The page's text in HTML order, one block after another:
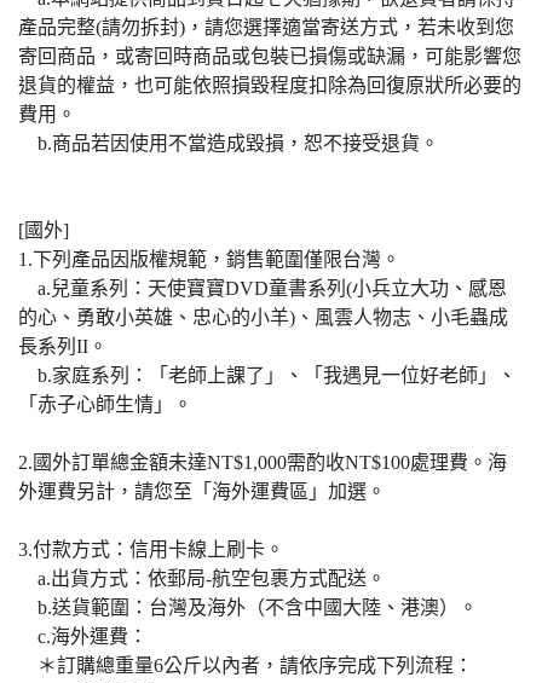
產品完整(請勿拆封)，請您選擇適當寄送方式，若未收到您
寄回商品，或寄回時商品或包裝已損傷或缺漏，可能影響您
退貨的權益，也可能依照損毀程度扣除為回復原狀所必要的
費用。
b.商品若因使用不當造成毀損，恕不接受退貨。
[國外]
1.下列產品因版權規範，銷售範圍僅限台灣。
a.兒童系列：天使寶寶DVD童書系列(小兵立大功、感恩
的心、勇敢小英雄、忠心的小羊)、風雲人物志、小毛蟲成
長系列II。
b.家庭系列：「老師上課了」、「我遇見一位好老師」、
「赤子心師生情」。
2.國外訂單總金額未達NT$1,000需酌收NT$100處理費。海
外運費另計，請您至「海外運費區」加選。
3.付款方式：信用卡線上刷卡。
a.出貨方式：依郵局-航空包裹方式配送。
b.送貨範圍：台灣及海外（不含中國大陸、港澳）。
c.海外運費：
＊訂購總重量6公斤以內者，請依序完成下列流程：